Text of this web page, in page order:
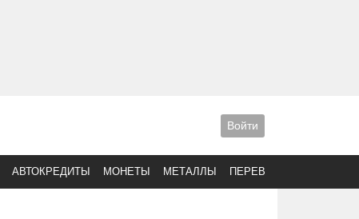
Войти
АВТОКРЕДИТЫ МОНЕТЫ МЕТАЛЛЫ ПЕРЕВОДЫ